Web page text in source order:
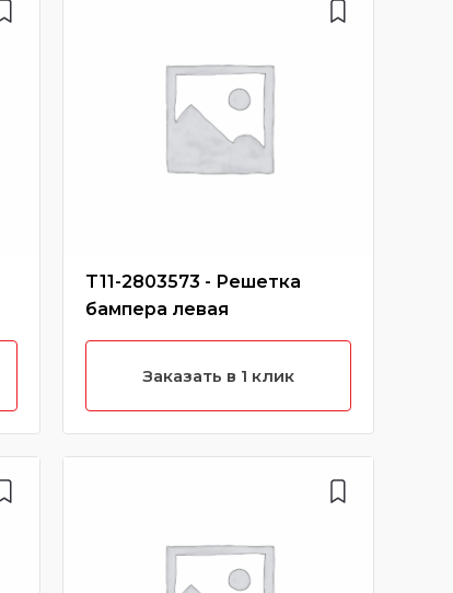
T11-2803573 - Решетка
бампера левая
Заказать в 1 клик